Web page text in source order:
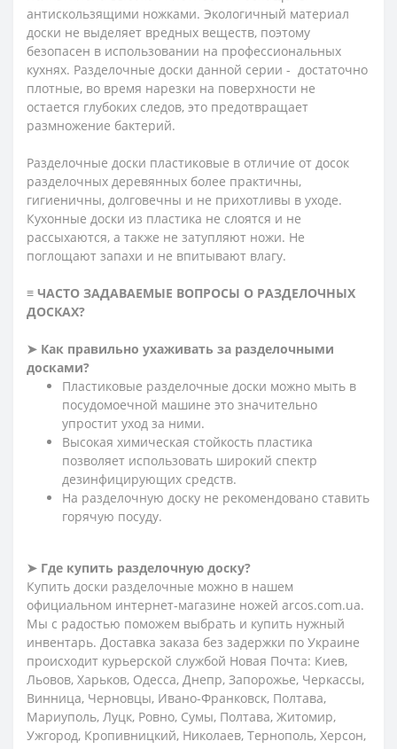
антискользящими ножками. Экологичный материал
доски не выделяет вредных веществ, поэтому
безопасен в использовании на профессиональных
кухнях. Разделочные доски данной серии - достаточно
плотные, во время нарезки на поверхности не
остается глубоких следов, это предотвращает
размножение бактерий.
Разделочные доски пластиковые в отличие от досок
разделочных деревянных более практичны,
гигиеничны, долговечны и не прихотливы в уходе.
Кухонные доски из пластика не слоятся и не
рассыхаются, а также не затупляют ножи. Не
поглощают запахи и не впитывают влагу.
≡ ЧАСТО ЗАДАВАЕМЫЕ ВОПРОСЫ О РАЗДЕЛОЧНЫХ
ДОСКАХ?
➤ Как правильно ухаживать за разделочными
досками?
Пластиковые разделочные доски можно мыть в
посудомоечной машине это значительно
упростит уход за ними.
Высокая химическая стойкость пластика
позволяет использовать широкий спектр
дезинфицирующих средств.
На разделочную доску не рекомендовано ставить
горячую посуду.
➤ Где купить разделочную доску?
Купить доски разделочные можно в нашем
официальном интернет-магазине ножей arcos.com.ua.
Мы с радостью поможем выбрать и купить нужный
инвентарь. Доставка заказа без задержки по Украине
происходит курьерской службой Новая Почта: Киев,
Льовов, Харьков, Одесса, Днепр, Запорожье, Черкассы,
Винница, Черновцы, Ивано-Франковск, Полтава,
Мариуполь, Луцк, Ровно, Сумы, Полтава, Житомир,
Ужгород, Кропивницкий, Николаев, Тернополь, Херсон,